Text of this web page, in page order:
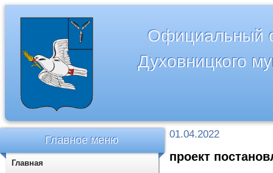
Официальный
Духовницкого
01.04.2022
проект
Главное меню
Главная